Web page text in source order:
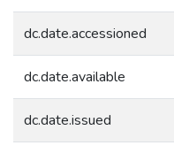
dc.date.accessioned
dc.date.available
dc.date.issued